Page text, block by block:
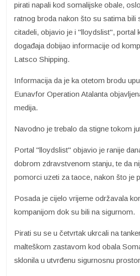
pirati napali kod somalijske obale,
ratnog broda nakon što su satima bili
citadeli, objavio je i "lloydslist", portal
događaja dobijao informacije od
Latsco Shipping.
Informacija da je ka otetom brodu
Eunavfor Operation Atalanta
medija.
Navodno je trebalo da stigne tokom
Portal "lloydslist" objavio je ranije
dobrom zdravstvenom stanju, te da
pomorci uzeti za taoce, nakon što je
Posada je cijelo vrijeme održavala
kompanijom dok su bili na sigurnom.
Pirati su se u četvrtak ukrcali na
malteškom zastavom kod obala
sklonila u utvrđenu sigurnosnu